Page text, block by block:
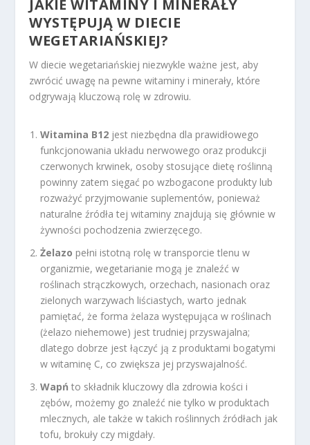
JAKIE WITAMINY I MINERAŁY
WYSTĘPUJĄ W DIECIE
WEGETARIAŃSKIEJ?
W diecie wegetariańskiej niezwykle ważne jest, aby
zwrócić uwagę na pewne witaminy i minerały, które
odgrywają kluczową rolę w zdrowiu.
Witamina B12 jest niezbędna dla prawidłowego
funkcjonowania układu nerwowego oraz produkcji
czerwonych krwinek, osoby stosujące dietę roślinną
powinny zatem sięgać po wzbogacone produkty lub
rozważyć przyjmowanie suplementów, ponieważ
naturalne źródła tej witaminy znajdują się głównie w
żywności pochodzenia zwierzęcego.
Żelazo pełni istotną rolę w transporcie tlenu w
organizmie, wegetarianie mogą je znaleźć w
roślinach strączkowych, orzechach, nasionach oraz
zielonych warzywach liściastych, warto jednak
pamiętać, że forma żelaza występująca w roślinach
(żelazo niehemowe) jest trudniej przyswajalna;
dlatego dobrze jest łączyć ją z produktami bogatymi
w witaminę C, co zwiększa jej przyswajalność.
Wapń to składnik kluczowy dla zdrowia kości i
zębów, możemy go znaleźć nie tylko w produktach
mlecznych, ale także w takich roślinnych źródłach jak
tofu, brokuły czy migdały.